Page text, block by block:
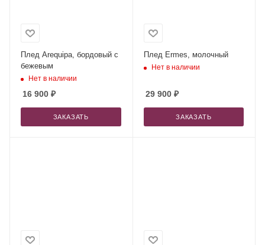
Плед Arequipa, бордовый с
бежевым
Нет в наличии
16 900 ₽
ЗАКАЗАТЬ
Плед Ermes, молочный
Нет в наличии
29 900₽
ЗАКАЗАТЬ